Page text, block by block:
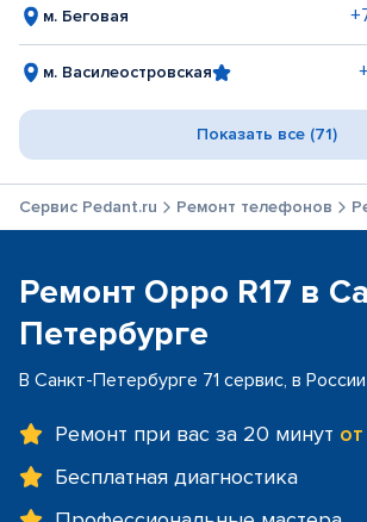
м. Беговая
м. Василеостровская
Показать все (71)
Сервис Pedant.ru Ремонт телефонов
Ремонт Oppo R17 в
Петербурге
В Санкт-Петербурге 71 сервис, в
Ремонт при вас за 20 минут
Бесплатная диагностика